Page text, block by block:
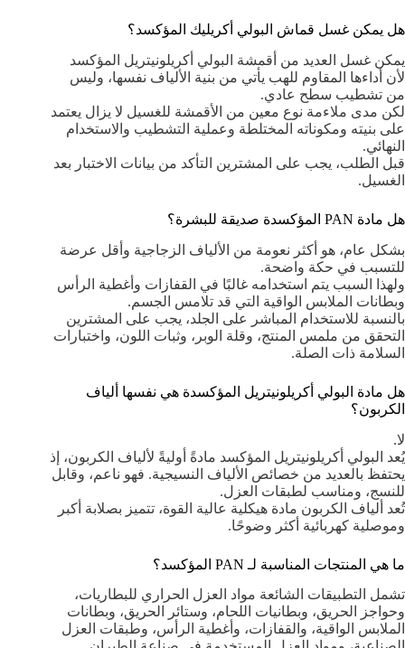
هل يمكن غسل قماش البولي أكريليك المؤكسد؟
يمكن غسل العديد من أقمشة البولي أكريلونيتريل المؤكسد
لأن أداءها المقاوم للهب يأتي من بنية الألياف نفسها، وليس
من تشطيب سطح عادي.
لكن مدى ملاءمة نوع معين من الأقمشة للغسيل لا يزال يعتمد
على بنيته ومكوناته المختلطة وعملية التشطيب والاستخدام
النهائي.
قبل الطلب، يجب على المشترين التأكد من بيانات الاختبار بعد
الغسيل.
هل مادة PAN المؤكسدة صديقة للبشرة؟
بشكل عام، هو أكثر نعومة من الألياف الزجاجية وأقل عرضة
للتسبب في حكة واضحة.
ولهذا السبب يتم استخدامه غالبًا في القفازات وأغطية الرأس
وبطانات الملابس الواقية التي قد تلامس الجسم.
بالنسبة للاستخدام المباشر على الجلد، يجب على المشترين
التحقق من ملمس المنتج، وقلة الوبر، وثبات اللون، واختبارات
السلامة ذات الصلة.
هل مادة البولي أكريلونيتريل المؤكسدة هي نفسها ألياف
الكربون؟
لا.
يُعد البولي أكريلونيتريل المؤكسد مادةً أوليةً لألياف الكربون، إذ
يحتفظ بالعديد من خصائص الألياف النسيجية. فهو ناعم، وقابل
للنسج، ومناسب لطبقات العزل.
تُعد ألياف الكربون مادة هيكلية عالية القوة، تتميز بصلابة أكبر
وموصلية كهربائية أكثر وضوحًا.
ما هي المنتجات المناسبة لـ PAN المؤكسد؟
تشمل التطبيقات الشائعة مواد العزل الحراري للبطاريات،
وحواجز الحريق، وبطانيات اللحام، وستائر الحريق، وبطانات
الملابس الواقية، والقفازات، وأغطية الرأس، وطبقات العزل